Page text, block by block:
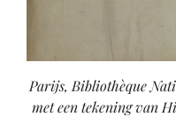
Parijs, Bibliothèque
met een tekening van